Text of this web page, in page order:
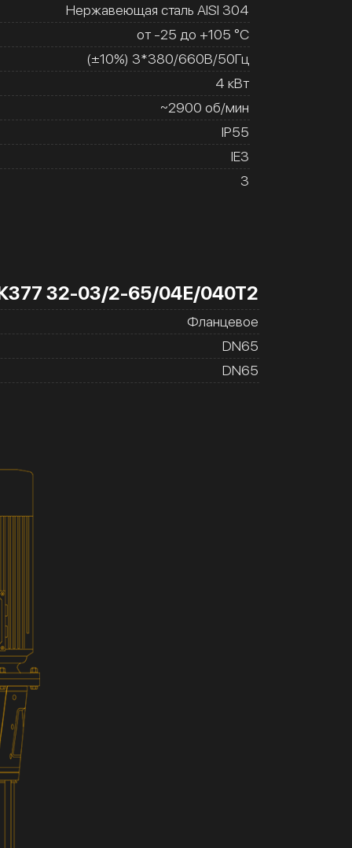
Нержавеющая сталь AISI 304
от -25 до +105 °C
(±10%) 3*380/660В/50Гц
4 кВт
~2900 об/мин
IP55
IE3
3
32-03/2-65/04Е/040Т2
Фланцевое
DN65
DN65